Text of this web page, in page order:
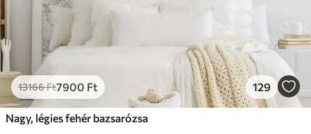
13166Ft7900 Ft 129
Nagy, légies fehér bazsarózsa